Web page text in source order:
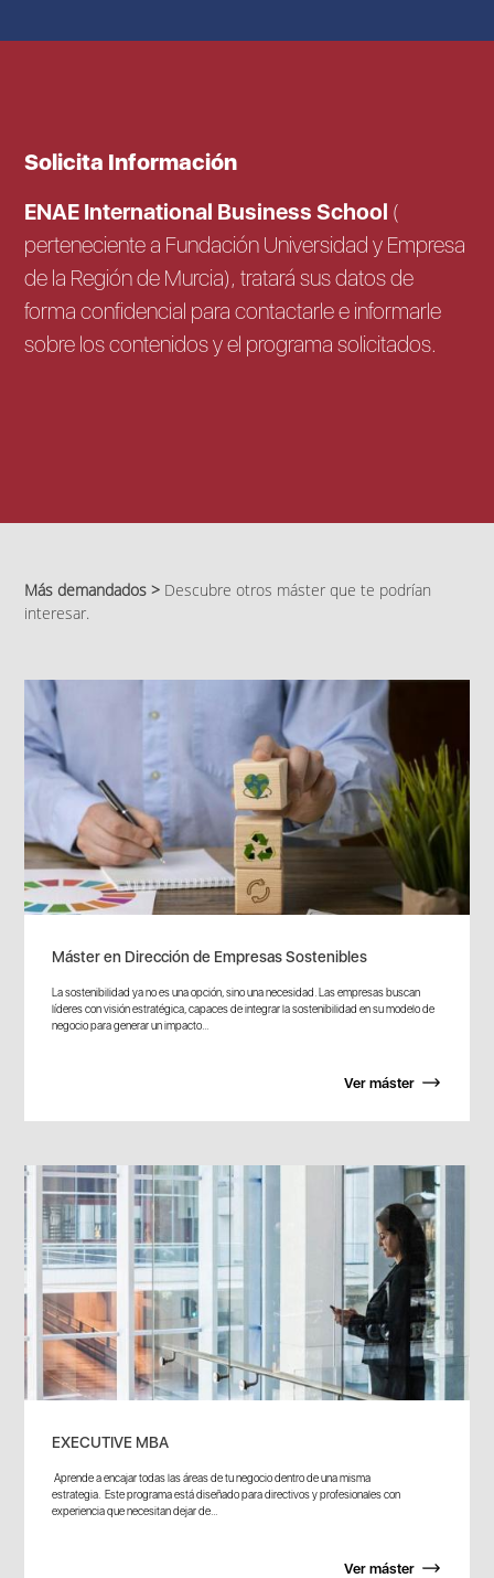
Solicita Información
ENAE International Business School (
perteneciente a Fundación Universidad y Empresa
de la Región de Murcia), tratará sus datos de
forma confidencial para contactarle e informarle
sobre los contenidos y el programa solicitados.
Más demandados > Descubre otros máster que te podrían
interesar.
Máster en Dirección de Empresas Sostenibles
La sostenibilidad ya no es una opción, sino una necesidad. Las empresas buscan
líderes con visión estratégica, capaces de integrar la sostenibilidad en su modelo de
negocio para generar un impacto...
Ver máster
EXECUTIVE MBA
Aprende a encajar todas las áreas de tu negocio dentro de una misma
estrategia. Este programa está diseñado para directivos y profesionales con
experiencia que necesitan dejar de...
Ver máster